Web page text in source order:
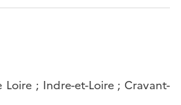
Loire ; Indre-et-Loire ; Cravant-